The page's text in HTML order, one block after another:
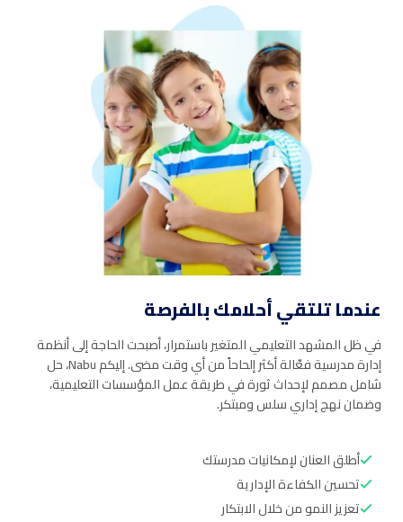
Book a Visit
Form Download
Archive
عندما تلتقي أحلامك بالفرصة
في ظل المشهد التعليمي المتغير باستمرار، أصبحت الحاجة إلى أنظمة
إدارة مدرسية فعّالة أكثر إلحاحاً من أي وقت مضى. إليكم Nabu، حل
شامل مصمم لإحداث ثورة في طريقة عمل المؤسسات التعليمية،
وضمان نهج إداري سلس ومبتكر.
أطلق العنان لإمكانيات مدرستك
تحسين الكفاءة الإدارية
تعزيز النمو من خلال الابتكار